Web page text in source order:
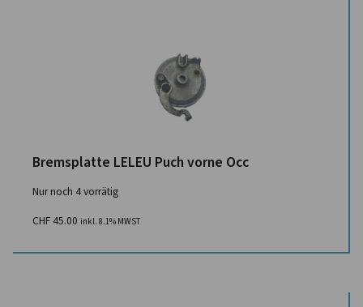
Bremsplatte LELEU Puch vorne Occ
Nur noch 4 vorrätig
CHF 45.00 inkl. 8.1% MWST